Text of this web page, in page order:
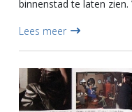
binnenstad te laten zien.
he...
Lees meer